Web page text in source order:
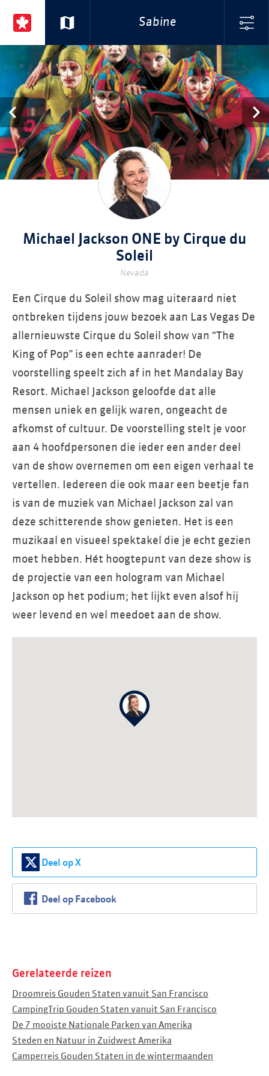
Sabine
Michael Jackson ONE by Cirque du
Soleil
Nevada
Een Cirque du Soleil show mag uiteraard niet
ontbreken tijdens jouw bezoek aan Las Vegas De
allernieuwste Cirque du Soleil show van “The
King of Pop” is een echte aanrader! De
voorstelling speelt zich af in het Mandalay Bay
Resort. Michael Jackson geloofde dat alle
mensen uniek en gelijk waren, ongeacht de
afkomst of cultuur. De voorstelling stelt je voor
aan 4 hoofdpersonen die ieder een ander deel
van de show overnemen om een eigen verhaal te
vertellen. Iedereen die ook maar een beetje fan
is van de muziek van Michael Jackson zal van
deze schitterende show genieten. Het is een
muzikaal en visueel spektakel die je echt gezien
moet hebben. Hét hoogtepunt van deze show is
de projectie van een hologram van Michael
Jackson op het podium; het lijkt even alsof hij
weer levend en wel meedoet aan de show.
Deel op X
Deel op Facebook
Gerelateerde reizen
Droomreis Gouden Staten vanuit San Francisco
CampingTrip Gouden Staten vanuit San Francisco
De 7 mooiste Nationale Parken van Amerika
Steden en Natuur in Zuidwest Amerika
Camperreis Gouden Staten in de wintermaanden